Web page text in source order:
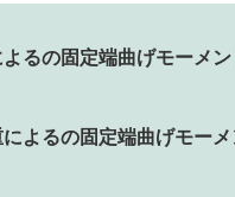
るの固定端曲げモーメ
よるの固定端曲げモー